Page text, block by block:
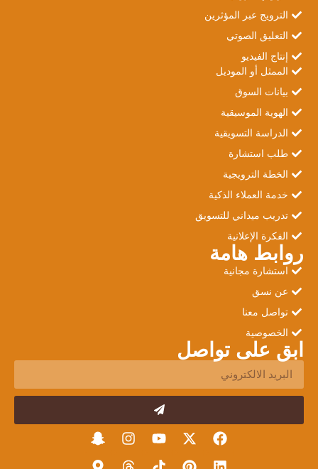
الترويج عبر المؤثرين
التعليق الصوتي
إنتاج الفيديو
الممثل أو الموديل
بيانات السوق
الهوية الموسيقية
الدراسة التسويقية
طلب استشارة
الخطة الترويجية
خدمة العملاء الذكية
تدريب ميداني للتسويق
الفكرة الإعلانية
روابط هامة
استشارة مجانية
عن نسق
تواصل معنا
الخصوصية
ابق على تواصل